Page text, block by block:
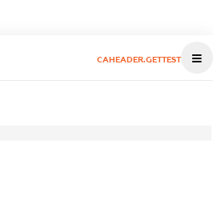
CAHEADER.GETTEST